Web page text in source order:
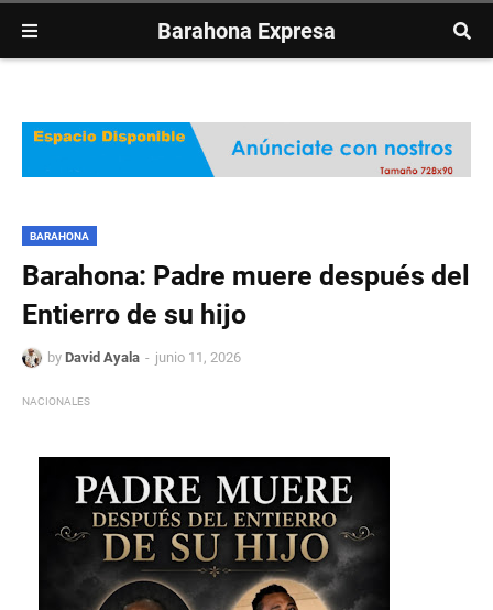
Barahona Expresa
BARAHONA
Barahona: Padre muere después del
Entierro de su hijo
by David Ayala junio 11, 2026
NACIONALES